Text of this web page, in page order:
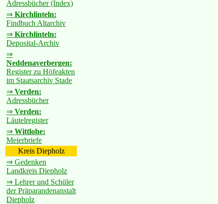
Adressbücher (Index)
⇒ Kirchlinteln:
Findbuch Altarchiv
⇒ Kirchlinteln:
Deposital-Archiv
⇒
Neddenaverbergen:
Register zu Höfeakten
im Staatsarchiv Stade
⇒ Verden:
Adressbücher
⇒ Verden:
Läutelregister
⇒ Wittlohe:
Meierbriefe
Kreis Diepholz
⇒ Gedenken
Landkreis Diepholz
⇒ Lehrer und Schüler
der Präparandenanstalt
Diepholz